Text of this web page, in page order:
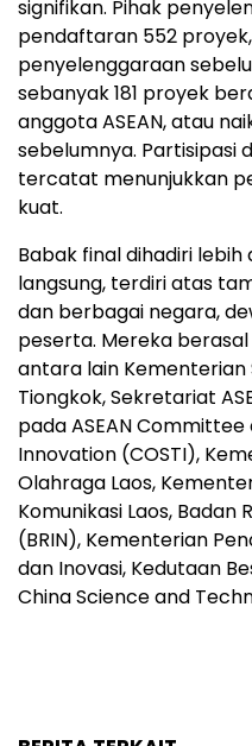
signifikan. Pihak
pendaftaran 552
penyelenggaraan
sebanyak 181 proyek
anggota ASEAN, atau
sebelumnya. Partisipasi
tercatat menunjukkan
kuat.
Babak final dihadiri
langsung, terdiri atas
dan berbagai negara,
peserta. Mereka
antara lain Kementerian
Tiongkok, Sekretariat
pada ASEAN
Innovation (COSTI),
Olahraga Laos,
Komunikasi Laos, Badan
(BRIN), Kementerian
dan Inovasi, Kedutaan
China Science and